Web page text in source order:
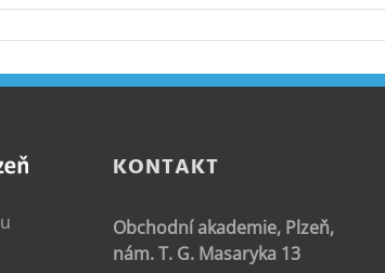
KONTAKT
Obchodní akademie, Plzeň,
nám. T. G. Masaryka 13